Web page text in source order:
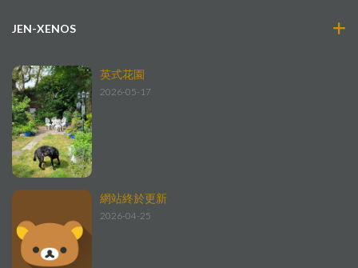
JEN-XENOS
英式花園
2026-05-17
網站終於更新
2026-04-25